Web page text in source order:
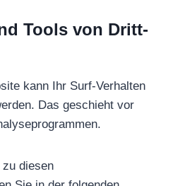
Tools von Dritt­
kann Ihr Surf-Verhalten
Das geschieht vor
diesen